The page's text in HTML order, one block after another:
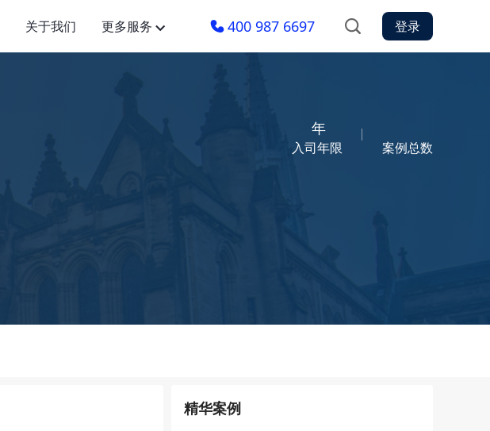
关于我们 更多服务 400 987 6697 登录
年
入司年限 案例总数
精华案例